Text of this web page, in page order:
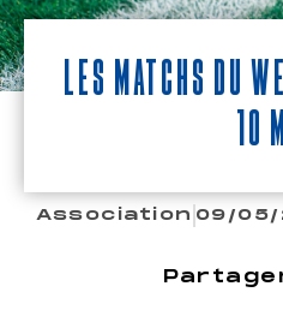
Les matchs du
10
Association 09/05/